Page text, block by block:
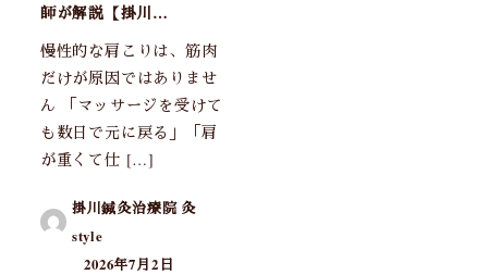
師が解説【掛川…
慢性的な肩こりは、筋肉
だけが原因ではありませ
ん 「マッサージを受けて
も数日で元に戻る」「肩
が重くて仕 […]
掛川鍼灸治療院 灸
style
2026年7月2日